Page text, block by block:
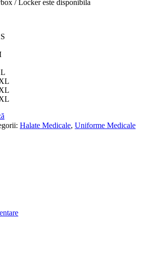
/ Locker este disponibila
Halate Medicale, Uniforme Medicale